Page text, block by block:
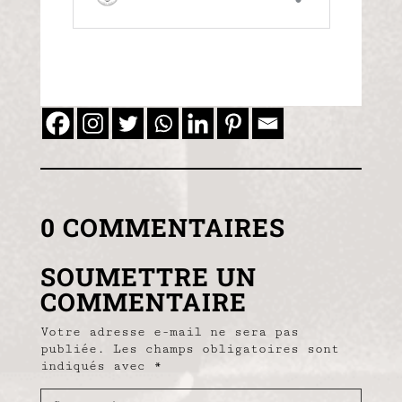
0 COMMENTAIRES
SOUMETTRE UN
COMMENTAIRE
Votre adresse e-mail ne sera pas
publiée.
Les champs obligatoires sont
indiqués avec
*